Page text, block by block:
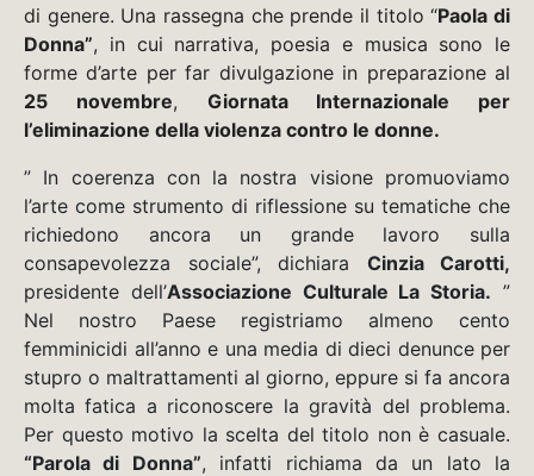
di genere. Una rassegna che prende il titolo “Paola di
Donna”, in cui narrativa, poesia e musica sono le
forme d’arte per far divulgazione in preparazione al
25 novembre, Giornata Internazionale per
l’eliminazione della violenza contro le donne.
” In coerenza con la nostra visione promuoviamo
l’arte come strumento di riflessione su tematiche che
richiedono ancora un grande lavoro sulla
consapevolezza sociale”, dichiara Cinzia Carotti,
presidente dell’Associazione Culturale La Storia. ”
Nel nostro Paese registriamo almeno cento
femminicidi all’anno e una media di dieci denunce per
stupro o maltrattamenti al giorno, eppure si fa ancora
molta fatica a riconoscere la gravità del problema.
Per questo motivo la scelta del titolo non è casuale.
“Parola di Donna”, infatti richiama da un lato la